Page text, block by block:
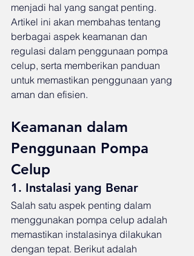
menjadi hal yang sangat penting.
Artikel ini akan membahas tentang
berbagai aspek keamanan dan
regulasi dalam penggunaan pompa
celup, serta memberikan panduan
untuk memastikan penggunaan yang
aman dan efisien.
Keamanan dalam
Penggunaan Pompa
Celup
1. Instalasi yang Benar
Salah satu aspek penting dalam
menggunakan pompa celup adalah
memastikan instalasinya dilakukan
dengan tepat. Berikut adalah